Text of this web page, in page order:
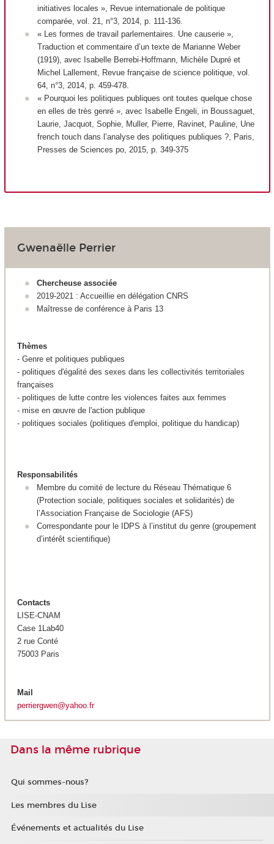
initiatives locales », Revue internationale de politique
comparée, vol. 21, n°3, 2014, p. 111-136.
« Les formes de travail parlementaires. Une causerie »,
Traduction et commentaire d’un texte de Marianne Weber
(1919), avec Isabelle Berrebi-Hoffmann, Michèle Dupré et
Michel Lallement, Revue française de science politique, vol.
64, n°3, 2014, p. 459-478.
« Pourquoi les politiques publiques ont toutes quelque chose
en elles de très genré », avec Isabelle Engeli, in Boussaguet,
Laurie, Jacquot, Sophie, Muller, Pierre, Ravinet, Pauline, Une
french touch dans l’analyse des politiques publiques ?, Paris,
Presses de Sciences po, 2015, p. 349-375
Gwenaëlle Perrier
Chercheuse associée
2019-2021 : Accueillie en délégation CNRS
Maîtresse de conférence à Paris 13
Thèmes
- Genre et politiques publiques
- politiques d'égalité des sexes dans les collectivités territoriales
françaises
- politiques de lutte contre les violences faites aux femmes
- mise en œuvre de l'action publique
- politiques sociales (politiques d'emploi, politique du handicap)
Responsabilités
Membre du comité de lecture du Réseau Thématique 6
(Protection sociale, politiques sociales et solidarités) de
l’Association Française de Sociologie (AFS)
Correspondante pour le IDPS à l’institut du genre (groupement
d’intérêt scientifique)
Contacts
LISE-CNAM
Case 1Lab40
2 rue Conté
75003 Paris
Mail
perriergwen@yahoo.fr
Dans la même rubrique
Qui sommes-nous?
Les membres du Lise
Événements et actualités du Lise